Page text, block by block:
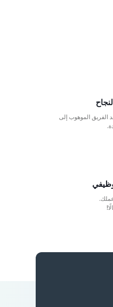
الفريق الموهوب إلى